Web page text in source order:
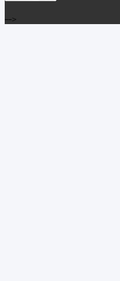
-->